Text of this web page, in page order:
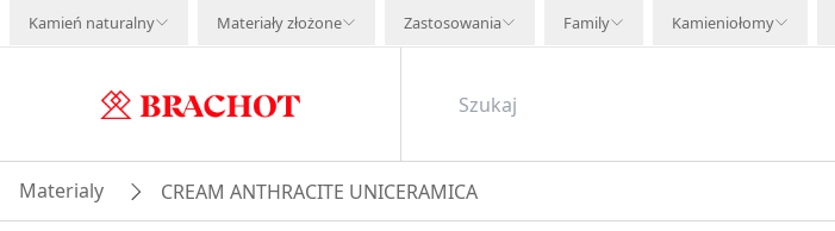
Kamień naturalny Materiały złożone Zastosowania Family Kamieniołomy
Materialy CREAM ANTHRACITE UNICERAMICA